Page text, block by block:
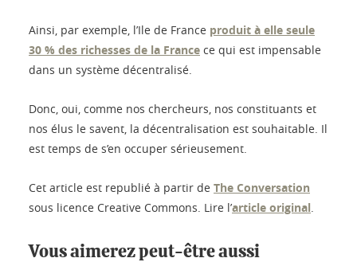
Ainsi, par exemple, l’Ile de France produit à elle seule
30 % des richesses de la France ce qui est impensable
dans un système décentralisé.
Donc, oui, comme nos chercheurs, nos constituants et
nos élus le savent, la décentralisation est souhaitable. Il
est temps de s’en occuper sérieusement.
Cet article est republié à partir de The Conversation
sous licence Creative Commons. Lire l’article original.
Vous aimerez peut-être aussi